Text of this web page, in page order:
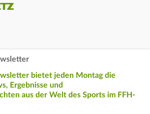
bietet jeden Montag die
Ergebnisse und
aus der Welt des Sports im FFH-